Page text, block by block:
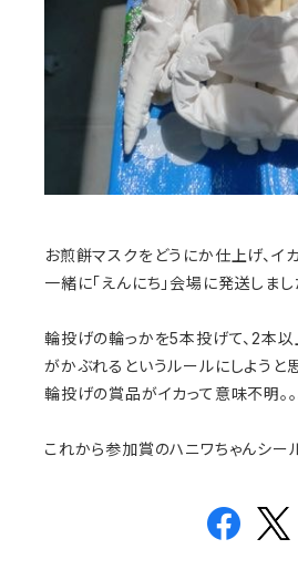
お煎餅マスクをどうにか仕上げ、イ
一緒に「えんにち」会場に発送しまし
輪投げの輪っかを5本投げて、2本以
がかぶれるというルールにしようと思
輪投げの賞品がイカって意味不明。。
これから参加賞のハニワちゃんシール